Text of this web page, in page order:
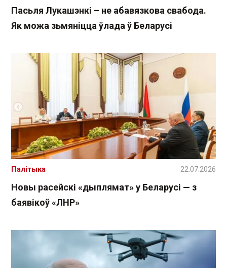
Пасьля Лукашэнкі – не абавязкова свабода.
Як можа зьмяніцца ўлада ў Беларусі
Новы расейскі «дыплямат» у Беларусі — з
баявікоў «ЛНР»
Палітыка 22.07.2026